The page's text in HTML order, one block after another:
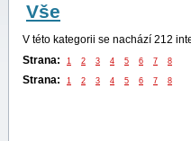
Vše
V této kategorii se nachází 212
Strana:
1 2 3 4 5 6 7 8
Strana: 1 2 3 4 5 6 7 8